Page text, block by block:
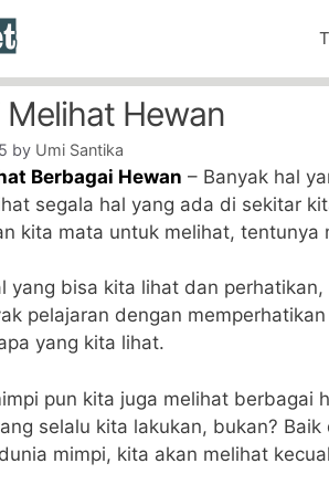
Hewan
by Umi Santika
Berbagai Hewan – Banyak hal
segala hal yang ada di sekitar
kita mata untuk melihat, tentunya
yang bisa kita lihat dan
pelajaran dengan
yang kita lihat.
pun kita juga melihat berbagai
selalu kita lakukan, bukan?
mimpi, kita akan melihat